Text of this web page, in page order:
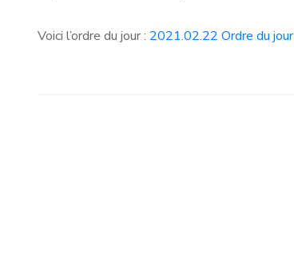
Voici l’ordre du jour : 2021.02.22 Ordre du jour